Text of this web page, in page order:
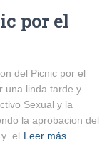
por el
del Picnic por el
una linda tarde y
Sexual y la
la aprobacion del
y el Leer más